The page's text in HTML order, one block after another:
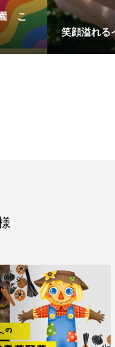
園 こ
笑顔溢れる